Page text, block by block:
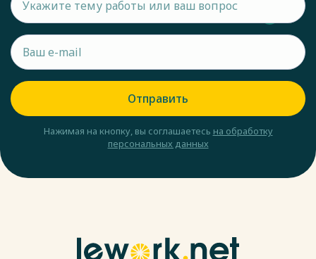
Отправить
Нажимая на кнопку, вы соглашаетесь на обработку
персональных данных